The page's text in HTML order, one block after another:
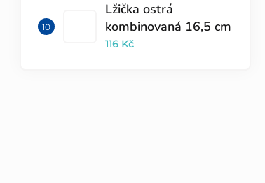
Lžička ostrá
kombinovaná 16,5 cm
116 Kč